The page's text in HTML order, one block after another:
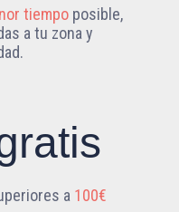
tiempo posible,
a tu zona y
a 100€